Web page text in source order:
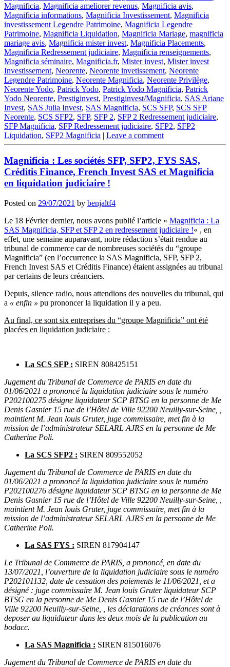
Magnificia, Magnificia ameliorer revenus, Magnificia avis,
Magnificia informations, Magnificia Investissement, Magnificia
investissement Legendre Patrimoine, Magnificia Legendre
Patrimoine, Magnificia Liquidation, Magnificia Mariage, magnificia
mariage avis, Magnificia mister invest, Magnificia Placements,
Magnificia Redressement judiciaire, Magnificia renseignements,
Magnificia séminaire, Magnificia.fr, Mister invest, Mister invest
Investissement, Neorente, Neorente invetissement, Neorente
Legendre Patrimoine, Neorente Magnificia, Neorente Privilège,
Neorente Yodo, Patrick Yodo, Patrick Yodo Magnificia, Patrick
Yodo Neorente, Prestiginvest, Prestiginvest/Magnificia, SAS Ariane
Invest, SAS Julia Invest, SAS Magnificia, SCS SFP, SCS SFP
Neorente, SCS SFP2, SFP, SFP 2, SFP 2 Redressement judiciaire,
SFP Magnificia, SFP Redressement judiciaire, SFP2, SFP2
Liquidation, SFP2 Magnificia | Leave a comment
Magnificia : Les sociétés SFP, SFP2, FYS SAS,
Créditis Finance, French Invest SAS et Magnificia
en liquidation judiciaire !
Posted on 29/07/2021 by benjaltf4
Le 18 Février dernier, nous avons publié l’article « Magnificia : La
SAS Magnificia, SFP et SFP 2 en redressement judiciaire !« , en
effet, une semaine auparavant, notre rédaction s’était rendue au
tribunal de commerce car de nombreuses sociétés du “groupe
Magnificia” (en l’occurrence la SAS Magnificia, SFP, SFP 2,
French Invest SAS et Créditis Finance) étaient assignées au tribunal
par certains de leurs créanciers.
Depuis, silence radio, nous attendions des nouvelles du tribunal, qui
a « enfin » pu prononcer la liquidation il y a peu.
Au final, ce sont six entreprises du “groupe Magnificia” ont été
placées en liquidation judiciaire :
La SCS SFP : SIREN 808425151
Jugement du Tribunal de Commerce de PARIS en date du
01/06/2021 a prononcé la liquidation judiciaire sous le numéro
P202100275 désigne liquidateur SCP BTSG en la personne de Me
Denis Gasnier 15 rue de l’Hôtel de Ville 92200 Neuilly-sur-Seine, ,
maintient M. Jean louis Gruter, juge commissaire, met fin à la
mission de l’administrateur SELARL AJRS en la personne de Me
Catherine Poli.
La SCS SFP2 : SIREN 809552052
Jugement du Tribunal de Commerce de PARIS en date du
01/06/2021 a prononcé la liquidation judiciaire sous le numéro
P202100276 désigne liquidateur SCP BTSG en la personne de Me
Denis Gasnier 15 rue de l’Hôtel de Ville 92200 Neuilly-sur-Seine, ,
maintient M. Jean louis Gruter, juge commissaire, met fin à la
mission de l’administrateur SELARL AJRS en la personne de Me
Catherine Poli.
La SAS FYS : SIREN 817904147
Le Tribunal de Commerce de PARIS, a prononcé, en date du
13/07/2021, l’ouverture de la liquidation judiciaire sous le numéro
P202101132, date de cessation des paiements le 11/06/2021, et a
désigné : juge commissaire M. Jean louis Gruter liquidateur SCP
BTSG en la personne de Me Denis Gasnier 15 rue de l’Hôtel de
Ville 92200 Neuilly-sur-Seine, , les déclarations de créances sont à
deposer au liquidateur dans les deux mois de la publication au
bodacc.
La SAS Magnificia : SIREN 815016076
Jugement du Tribunal de Commerce de PARIS en date du